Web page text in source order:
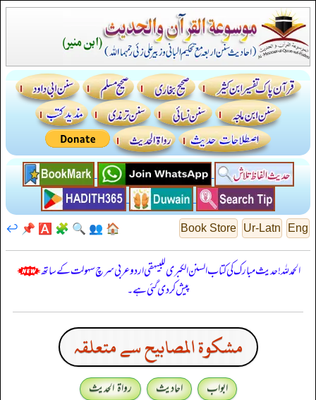
Eng
Ur-Latn
Book Store
🏠
👥
🔍
🧩
🅰️
📌
↩️
الحمدللہ! حدیث مبارک کی کتاب السنن الكبرى للبيهقي اردو عربی سرچ سہولت کے ساتھ
پیش کر دی گئی ہے۔
مشكوة المصابيح سے متعلقہ
ابواب احادیث
رواۃ الحدیث